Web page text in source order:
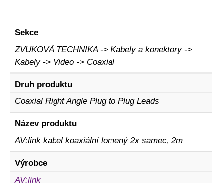
Sekce
ZVUKOVÁ TECHNIKA -> Kabely a konektory ->
Kabely -> Video -> Coaxial
Druh produktu
Coaxial Right Angle Plug to Plug Leads
Název produktu
AV:link kabel koaxiální lomený 2x samec, 2m
Výrobce
AV:link